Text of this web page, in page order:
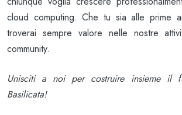
cloud computing. Che tu sia alle prime
troverai sempre valore nelle nostre
community.
Unisciti a noi per costruire insieme il
Basilicata!